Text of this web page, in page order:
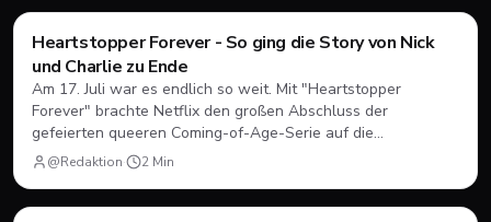
Filme & Serien
Heartstopper Forever - So ging die Story von Nick
und Charlie zu Ende
Am 17. Juli war es endlich so weit. Mit "Heartstopper
Forever" brachte Netflix den großen Abschluss der
gefeierten queeren Coming-of-Age-Serie auf die
Bildschirme. Statt einer vierten Staffel gab es diesmal einen
abendfüllenden Spielfilm. Wir blicken zurück, wie sich Nick
@Redaktion· 2 Min